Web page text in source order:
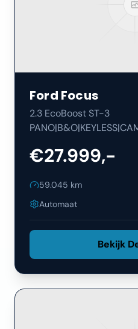
Ford Focus
2.3 EcoBoost ST-3
€27.999,-
59.045 km
Automaat
Bekijk